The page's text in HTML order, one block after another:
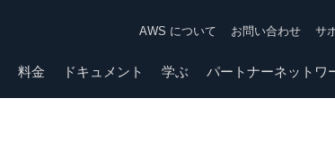
AWS について お問い合わせ サ
料金 ドキュメント 学ぶ パートナーネットワ